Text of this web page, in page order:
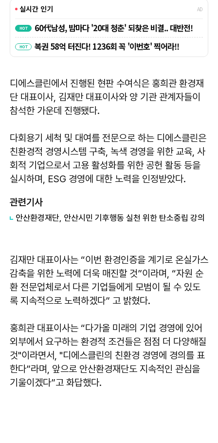
디에스클린에서 진행된 현판 수여식은 홍희관 환경재
단 대표이사, 김재만 대표이사와 양 기관 관계자들이
참석한 가운데 진행됐다.
다회용기 세척 및 대여를 전문으로 하는 디에스클린은
친환경적 경영시스템 구축, 녹색 경영을 위한 교육, 사
회적 기업으로서 고용 활성화를 위한 공헌 활동 등을
실시하며, ESG 경영에 대한 노력을 인정받았다.
관련기사
안산환경재단, 안산시민 기후행동 실천 위한 탄소중립 강의
김재만 대표이사는 “이번 환경인증을 계기로 온실가스
감축을 위한 노력에 더욱 매진할 것”이라며, “자원 순
환 전문업체로서 다른 기업들에게 모범이 될 수 있도
록 지속적으로 노력하겠다” 고 밝혔다.
홍희관대표이사는 “다가올 미래의 기업 경영에 있어
외부에서 요구하는 환경적 조건들은 점점 더 다양해질
것"이라면서, "디에스클린의 친환경 경영에 경의를 표
한다”라며, 앞으로 안산환경재단도 지속적인 관심을
기울이겠다”고 화답했다.